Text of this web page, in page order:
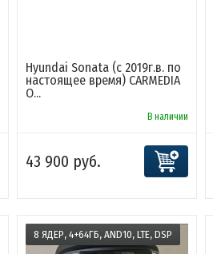
Hyundai Sonata (с 2019г.в. по
настоящее время) CARMEDIA
O...
В наличии
43 900 руб.
8 ЯДЕР, 4+64ГБ, AND10, LTE, DSP